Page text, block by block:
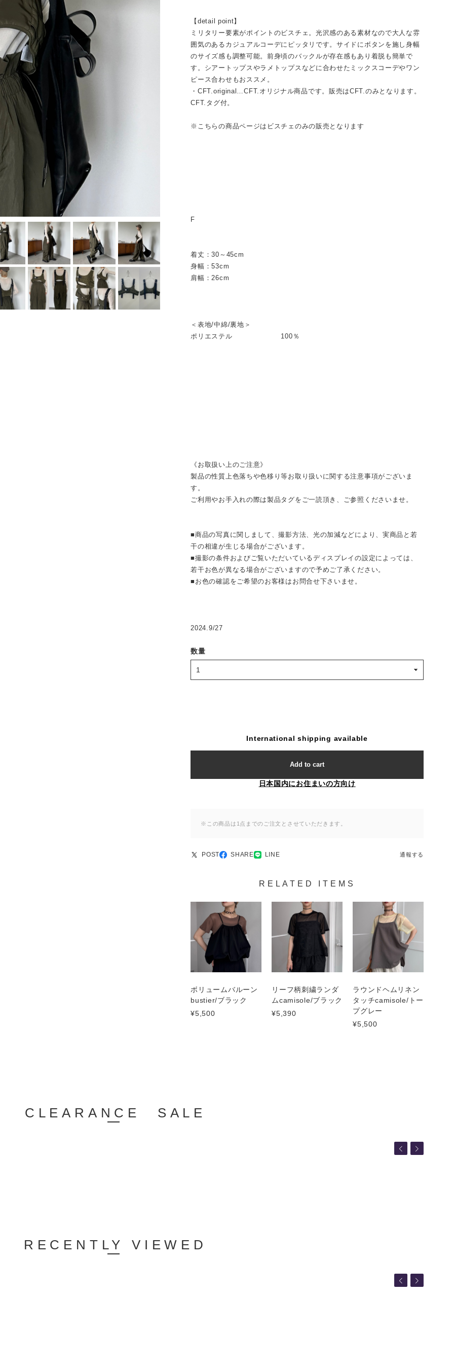
【detail point】
ミリタリー要素がポイントのビスチェ。光沢感のある素材なので大人な雰
囲気のあるカジュアルコーデにピッタリです。サイドにボタンを施し身幅
のサイズ感も調整可能。前身頃のバックルが存在感もあり着脱も簡単で
す。シアートップスやラメトップスなどに合わせたミックスコーデやワン
ピース合わせもおススメ。
・CFT.original…CFT.オリジナル商品です。販売はCFT.のみとなります。
CFT.タグ付。
※こちらの商品ページはビスチェのみの販売となります
F
着丈：30～45cm
身幅：53cm
肩幅：26cm
＜表地/中綿/裏地＞
ポリエステル 100％
《お取扱い上のご注意》
製品の性質上色落ちや色移り等お取り扱いに関する注意事項がございま
す。
ご利用やお手入れの際は製品タグをご一読頂き、ご参照くださいませ。
■商品の写真に関しまして、撮影方法、光の加減などにより、実商品と若
干の相違が生じる場合がございます。
■撮影の条件およびご覧いただいているディスプレイの設定によっては、
若干お色が異なる場合がございますので予めご了承ください。
■お色の確認をご希望のお客様はお問合せ下さいませ。
2024.9/27
数量
International shipping available
Add to cart
日本国内にお住まいの方向け
※この商品は1点までのご注文とさせていただきます。
POST SHARE LINE 通報する
RELATED ITEMS
ボリュームバルーン
bustier/ブラック
¥5,500
リーフ柄刺繍ランダ
ムcamisole/ブラック
¥5,390
ラウンドヘムリネン
タッチcamisole/トー
プグレー
¥5,500
CLEARANCE SALE
RECENTLY VIEWED